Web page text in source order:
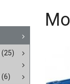
(25)
(6)